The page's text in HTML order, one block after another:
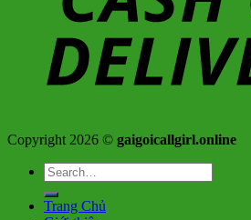
Copyright 2026 © gaigoicallgirl.online
Search
for:
Trang Chủ